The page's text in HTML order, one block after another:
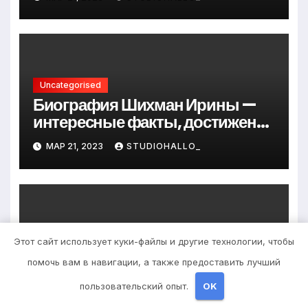
до руководителя
Uncategorised
Биография Шихман Ирины —
интересные факты, достижения
и путь к успеху
МАР 21, 2023 STUDIOHALLO_
Причины появления
фурункулов в паху у мужчин
ZNAKCOMSTVA_
Этот сайт использует куки-файлы и другие технологии, чтобы
помочь вам в навигации, а также предоставить лучший
пользовательский опыт. OK